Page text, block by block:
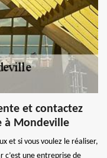
et contactez
à Mondeville
et si vous voulez le réaliser,
c’est une entreprise de